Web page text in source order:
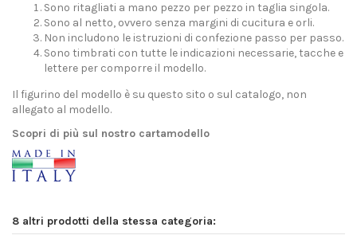
Sono ritagliati a mano pezzo per pezzo in taglia singola.
Sono al netto, ovvero senza margini di cucitura e orli.
Non includono le istruzioni di confezione passo per passo.
Sono timbrati con tutte le indicazioni necessarie, tacche e
lettere per comporre il modello.
Il figurino del modello è su questo sito o sul catalogo, non
allegato al modello.
Scopri di più sul nostro cartamodello
8 altri prodotti della stessa categoria: